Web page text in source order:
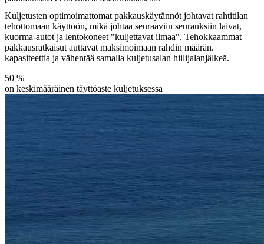
Kuljetusten optimoimattomat pakkauskäytännöt johtavat rahtitilan
tehottomaan käyttöön, mikä johtaa seuraaviin seurauksiin laivat,
kuorma-autot ja lentokoneet "kuljettavat ilmaa". Tehokkaammat
pakkausratkaisut auttavat maksimoimaan rahdin määrän.
kapasiteettia ja vähentää samalla kuljetusalan hiilijalanjälkeä.
50 %
on keskimääräinen täyttöaste kuljetuksessa